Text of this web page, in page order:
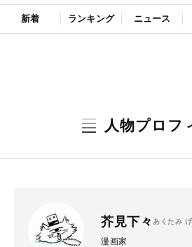
新着 ランキング ニュース
人物プロフ
芥見下々 あくたみ
漫画家